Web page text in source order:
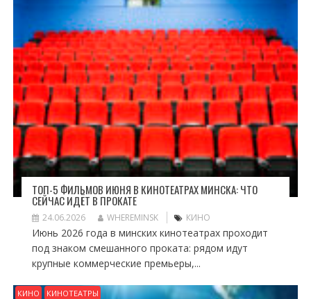
ТОП-5 ФИЛЬМОВ ИЮНЯ В КИНОТЕАТРАХ МИНСКА: ЧТО
СЕЙЧАС ИДЁТ В ПРОКАТЕ
24.06.2026 WHEREMINSK КИНО
Июнь 2026 года в минских кинотеатрах проходит
под знаком смешанного проката: рядом идут
крупные коммерческие премьеры,...
КИНО КИНОТЕАТРЫ